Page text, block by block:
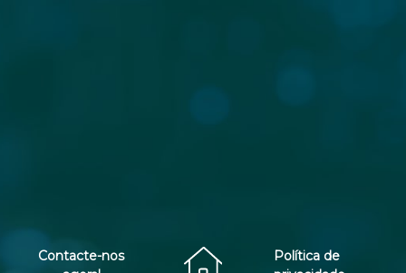
Contacte-nos
Política de